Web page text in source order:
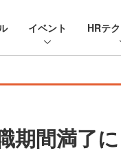
イベント HRテ
期間満了